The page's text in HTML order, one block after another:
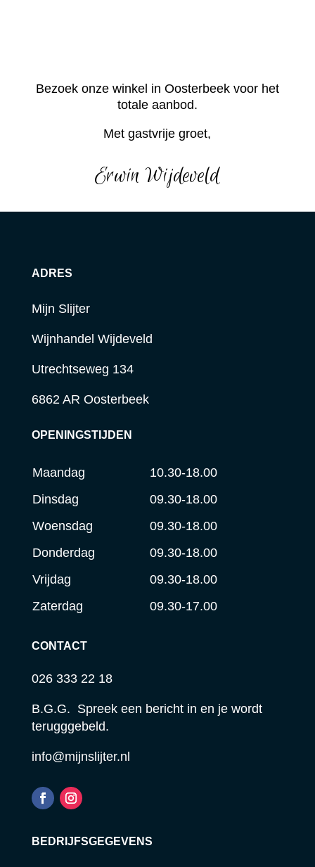
Bezoek onze winkel in Oosterbeek voor het
totale aanbod.
Met gastvrije groet,
Erwin Wijdeveld
ADRES
Mijn Slijter
Wijnhandel Wijdeveld
Utrechtseweg 134
6862 AR Oosterbeek
OPENINGSTIJDEN
Maandag
10.30-18.00
Dinsdag
09.30-18.00
Woensdag
09.30-18.00
Donderdag
09.30-18.00
Vrijdag
09.30-18.00
Zaterdag
09.30-17.00
CONTACT
026 333 22 18
B.G.G. Spreek een bericht in en je wordt
terugggebeld.
info@mijnslijter.nl
BEDRIJFSGEGEVENS